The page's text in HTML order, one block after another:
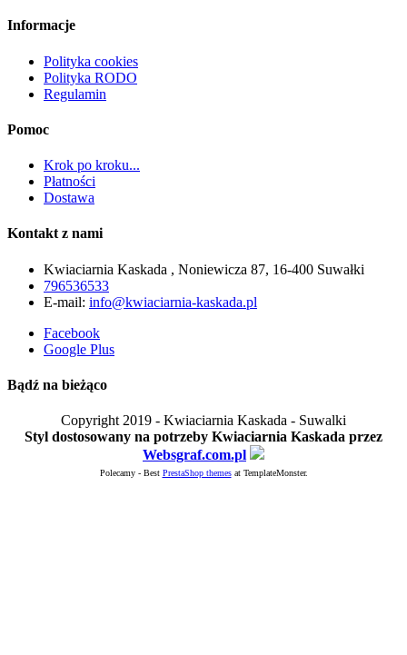
Informacje
Polityka cookies
Polityka RODO
Regulamin
Pomoc
Krok po kroku...
Płatności
Dostawa
Kontakt z nami
Kwiaciarnia Kaskada , Noniewicza 87, 16-400 Suwałki
796536533
E-mail: info@kwiaciarnia-kaskada.pl
Facebook
Google Plus
Bądź na bieżąco
Copyright 2019 - Kwiaciarnia Kaskada - Suwalki
Styl dostosowany na potrzeby Kwiaciarnia Kaskada przez
Websgraf.com.pl
Polecamy - Best PrestaShop themesat TemplateMonster.